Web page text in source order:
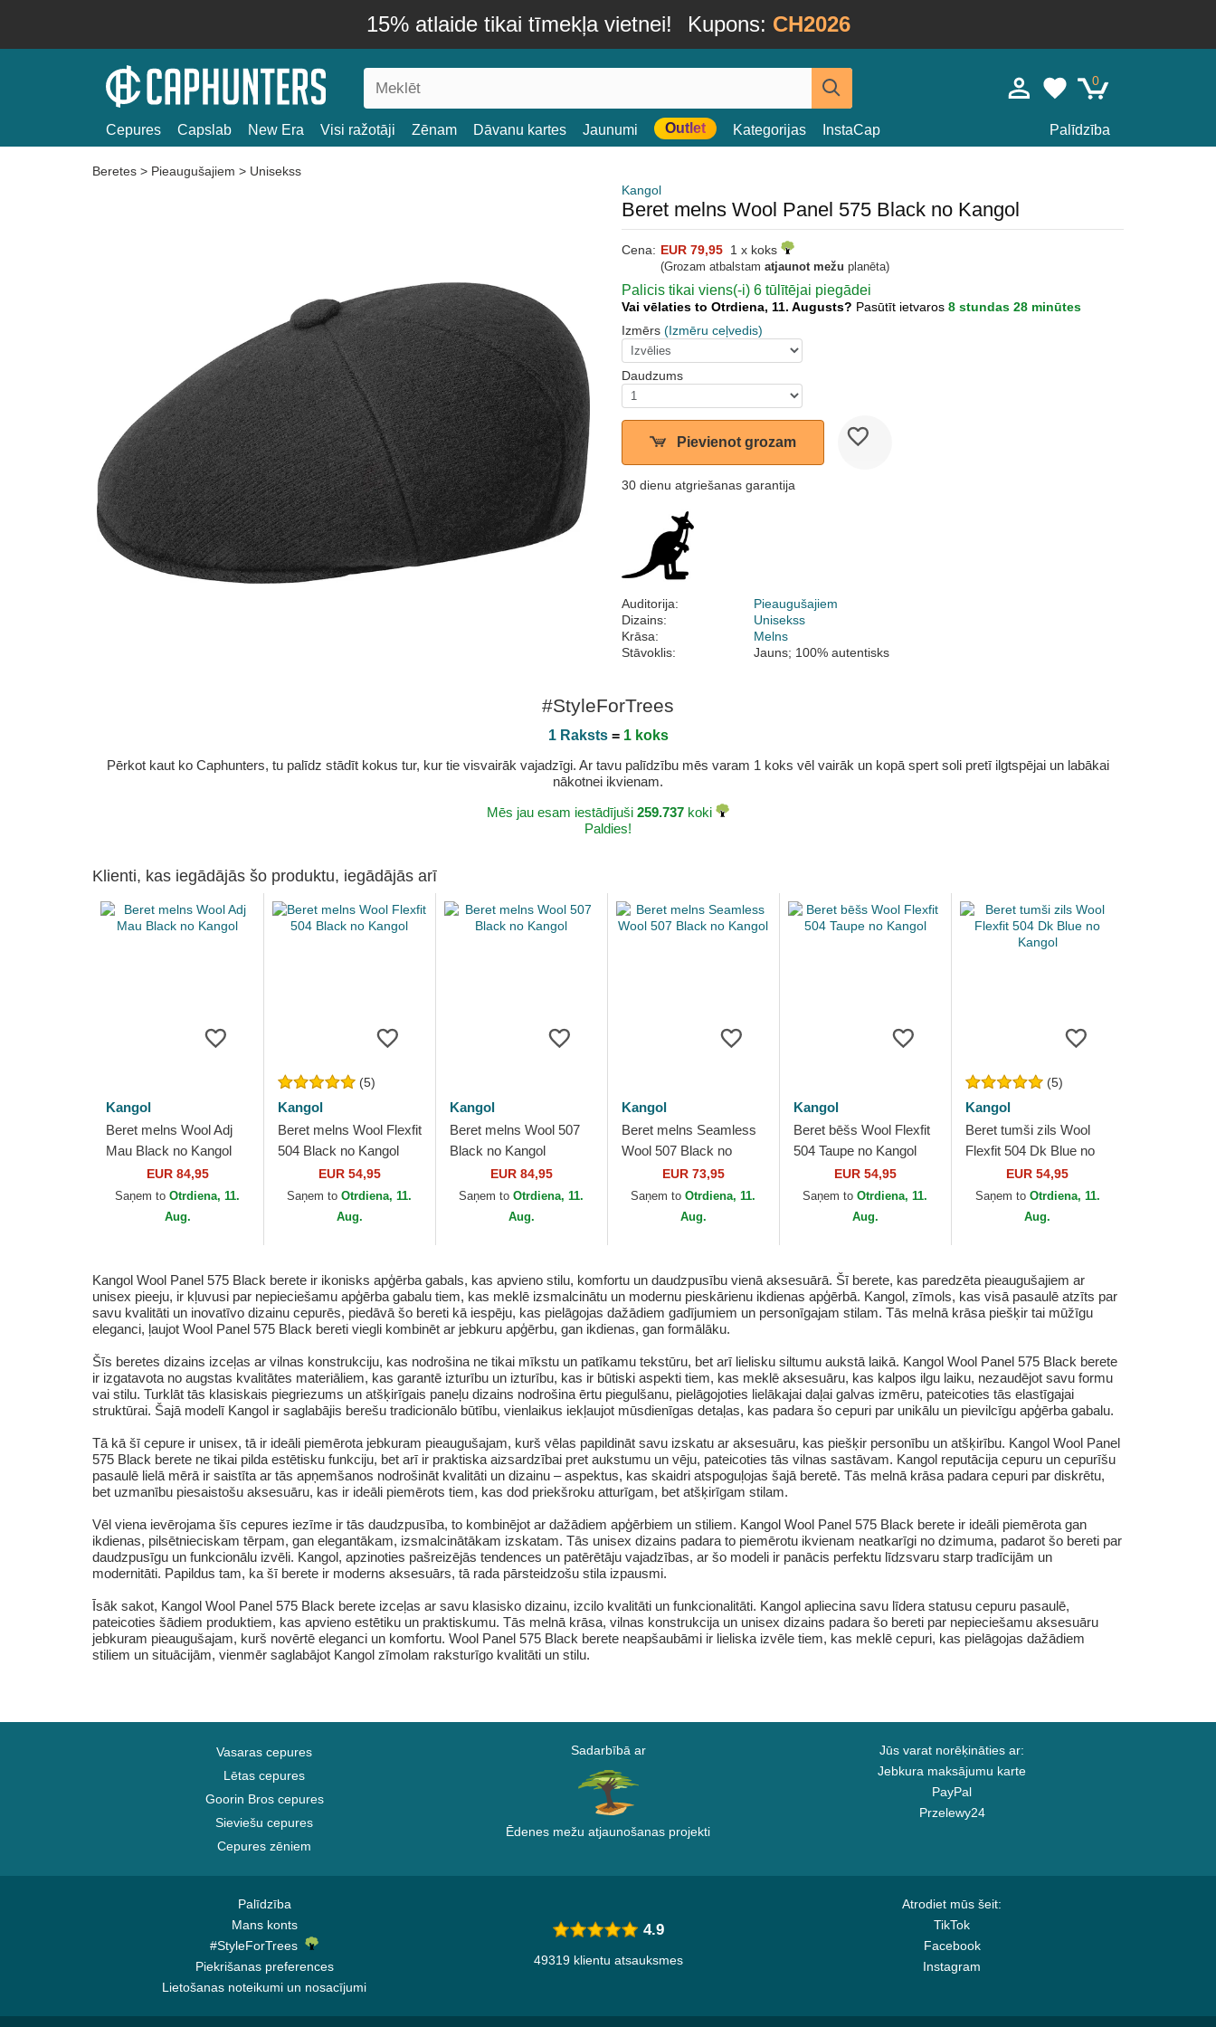
15% atlaide tikai tīmekļa vietnei! Kupons: CH2026
0
Cepures Capslab New Era Visi ražotāji Zēnam Dāvanu kartes Jaunumi Outlet Kategorijas InstaCap Palīdzība
Beretes > Pieaugušajiem > Unisekss
Kangol
Beret melns Wool Panel 575 Black no Kangol
Cena: EUR 79,95 1 x koks
(Grozam atbalstam atjaunot mežu planēta)
Palicis tikai viens(-i) 6 tūlītējai piegādei
Vai vēlaties to Otrdiena, 11. Augusts? Pasūtīt ietvaros 8 stundas 28 minūtes
Izmērs (Izmēru ceļvedis)
Daudzums
Pievienot grozam
30 dienu atgriešanas garantija
Auditorija:
Pieaugušajiem
Dizains:
Unisekss
Krāsa:
Melns
Stāvoklis:
Jauns; 100% autentisks
#StyleForTrees
1 Raksts= 1 koks
Pērkot kaut ko Caphunters, tu palīdz stādīt kokus tur, kur tie visvairāk vajadzīgi. Ar tavu palīdzību mēs varam 1 koks vēl vairāk un kopā spert soli pretī ilgtspējai un labākai
nākotnei ikvienam.
Mēs jau esam iestādījuši 259.737 koki
Paldies!
Klienti, kas iegādājās šo produktu, iegādājās arī
Kangol
Beret melns Wool Adj
Mau Black no Kangol
EUR 84,95
Saņem toOtrdiena, 11.
Aug.
(5)
Kangol
Beret melns Wool Flexfit
504 Black no Kangol
EUR 54,95
Saņem toOtrdiena, 11.
Aug.
Kangol
Beret melns Wool 507
Black no Kangol
EUR 84,95
Saņem toOtrdiena, 11.
Aug.
Kangol
Beret melns Seamless
Wool 507 Black no
EUR 73,95
Saņem toOtrdiena, 11.
Aug.
Kangol
Beret bēšs Wool Flexfit
504 Taupe no Kangol
EUR 54,95
Saņem toOtrdiena, 11.
Aug.
(5)
Kangol
Beret tumši zils Wool
Flexfit 504 Dk Blue no
EUR 54,95
Saņem to Otrdiena, 11.
Aug.
Kangol Wool Panel 575 Black berete ir ikonisks apģērba gabals, kas apvieno stilu, komfortu un daudzpusību vienā aksesuārā. Šī berete, kas paredzēta pieaugušajiem ar
unisex pieeju, ir kļuvusi par nepieciešamu apģērba gabalu tiem, kas meklē izsmalcinātu un modernu pieskārienu ikdienas apģērbā. Kangol, zīmols, kas visā pasaulē atzīts par
savu kvalitāti un inovatīvo dizainu cepurēs, piedāvā šo bereti kā iespēju, kas pielāgojas dažādiem gadījumiem un personīgajam stilam. Tās melnā krāsa piešķir tai mūžīgu
eleganci, ļaujot Wool Panel 575 Black bereti viegli kombinēt ar jebkuru apģērbu, gan ikdienas, gan formālāku.
Šīs beretes dizains izceļas ar vilnas konstrukciju, kas nodrošina ne tikai mīkstu un patīkamu tekstūru, bet arī lielisku siltumu aukstā laikā. Kangol Wool Panel 575 Black berete
ir izgatavota no augstas kvalitātes materiāliem, kas garantē izturību un izturību, kas ir būtiski aspekti tiem, kas meklē aksesuāru, kas kalpos ilgu laiku, nezaudējot savu formu
vai stilu. Turklāt tās klasiskais piegriezums un atšķirīgais paneļu dizains nodrošina ērtu piegulšanu, pielāgojoties lielākajai daļai galvas izmēru, pateicoties tās elastīgajai
struktūrai. Šajā modelī Kangol ir saglabājis berešu tradicionālo būtību, vienlaikus iekļaujot mūsdienīgas detaļas, kas padara šo cepuri par unikālu un pievilcīgu apģērba gabalu.
Tā kā šī cepure ir unisex, tā ir ideāli piemērota jebkuram pieaugušajam, kurš vēlas papildināt savu izskatu ar aksesuāru, kas piešķir personību un atšķirību. Kangol Wool Panel
575 Black berete ne tikai pilda estētisku funkciju, bet arī ir praktiska aizsardzībai pret aukstumu un vēju, pateicoties tās vilnas sastāvam. Kangol reputācija cepuru un cepurīšu
pasaulē lielā mērā ir saistīta ar tās apņemšanos nodrošināt kvalitāti un dizainu – aspektus, kas skaidri atspoguļojas šajā beretē. Tās melnā krāsa padara cepuri par diskrētu,
bet uzmanību piesaistošu aksesuāru, kas ir ideāli piemērots tiem, kas dod priekšroku atturīgam, bet atšķirīgam stilam.
Vēl viena ievērojama šīs cepures iezīme ir tās daudzpusība, to kombinējot ar dažādiem apģērbiem un stiliem. Kangol Wool Panel 575 Black berete ir ideāli piemērota gan
ikdienas, pilsētnieciskam tērpam, gan elegantākam, izsmalcinātākam izskatam. Tās unisex dizains padara to piemērotu ikvienam neatkarīgi no dzimuma, padarot šo bereti par
daudzpusīgu un funkcionālu izvēli. Kangol, apzinoties pašreizējās tendences un patērētāju vajadzības, ar šo modeli ir panācis perfektu līdzsvaru starp tradīcijām un
modernitāti. Papildus tam, ka šī berete ir moderns aksesuārs, tā rada pārsteidzošu stila izpausmi.
Īsāk sakot, Kangol Wool Panel 575 Black berete izceļas ar savu klasisko dizainu, izcilo kvalitāti un funkcionalitāti. Kangol apliecina savu līdera statusu cepuru pasaulē,
pateicoties šādiem produktiem, kas apvieno estētiku un praktiskumu. Tās melnā krāsa, vilnas konstrukcija un unisex dizains padara šo bereti par nepieciešamu aksesuāru
jebkuram pieaugušajam, kurš novērtē eleganci un komfortu. Wool Panel 575 Black berete neapšaubāmi ir lieliska izvēle tiem, kas meklē cepuri, kas pielāgojas dažādiem
stiliem un situācijām, vienmēr saglabājot Kangol zīmolam raksturīgo kvalitāti un stilu.
Vasaras cepures
Lētas cepures
Goorin Bros cepures
Sieviešu cepures
Cepures zēniem
Sadarbībā ar
Ēdenes mežu atjaunošanas projekti
Jūs varat norēķināties ar:
Jebkura maksājumu karte
PayPal
Przelewy24
Palīdzība
Mans konts
#StyleForTrees
Piekrišanas preferences
Lietošanas noteikumi un nosacījumi
Atrodiet mūs šeit:
TikTok
Facebook
Instagram
4.9
49319 klientu atsauksmes